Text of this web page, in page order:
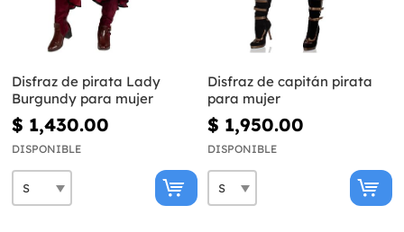
Disfraz de pirata Lady
Burgundy para mujer
$ 1,430.00
DISPONIBLE
Disfraz de capitán pirata
para mujer
$ 1,950.00
DISPONIBLE